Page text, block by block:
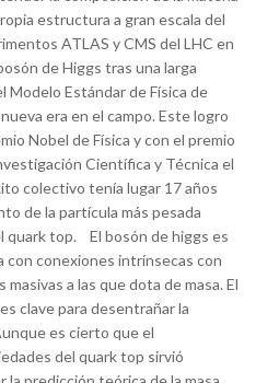
estructura a gran escala del
ATLAS y CMS del LHC en
de Higgs tras una larga
Modelo Estándar de Física de
era en el campo. Este logro
Nobel de Física y con el premio
Científica y Técnica el
colectivo tenía lugar 17 años
de la partícula más pesada
quark top. El bosón de higgs es
con conexiones intrínsecas con
a las que dota de masa. El
clave para desentrañar la
es cierto que el
del quark top sirvió